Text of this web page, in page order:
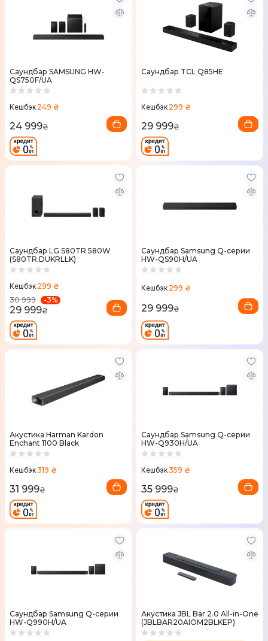
Саундбар SAMSUNG HW-
QS750F/UA
Кешбэк 249 ₴
24 999₴
Саундбар TCL Q85HE
Кешбэк 299 ₴
29 999₴
Саундбар LG S80TR 580W
(S80TR.DUKRLLK)
Кешбэк 299 ₴
30 999
-3%
29 999₴
Саундбар Samsung Q-серии
HW-QS90H/UA
Кешбэк 299 ₴
29 999₴
Акустика Harman Kardon
Enchant 1100 Black
Кешбэк319 ₴
31 999₴
Саундбар Samsung Q-серии
HW-Q930H/UA
Кешбэк359 ₴
35 999₴
Саундбар Samsung Q-серии
HW-Q990H/UA
Акустика JBL Bar 2.0 All-in-One
(JBLBAR20AIOM2BLKEP)